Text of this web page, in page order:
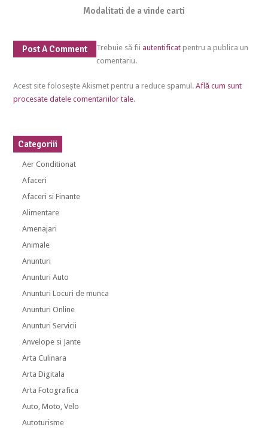
Modalitati de a vinde carti
Post A Comment Trebuie să fii autentificatpentru a publica un
comentariu.
Acest site folosește Akismet pentru a reduce spamul. Află cum sunt
procesate datele comentariilor tale.
Categoriii
Aer Conditionat
Afaceri
Afaceri si Finante
Alimentare
Amenajari
Animale
Anunturi
Anunturi Auto
Anunturi Locuri de munca
Anunturi Online
Anunturi Servicii
Anvelope si Jante
Arta Culinara
Arta Digitala
Arta Fotografica
Auto, Moto, Velo
Autoturisme